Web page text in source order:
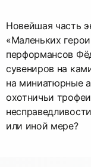
Новейшая часть
«Маленьких
перформансов
сувениров на
на миниатюрные
охотничьи
или иной мере?